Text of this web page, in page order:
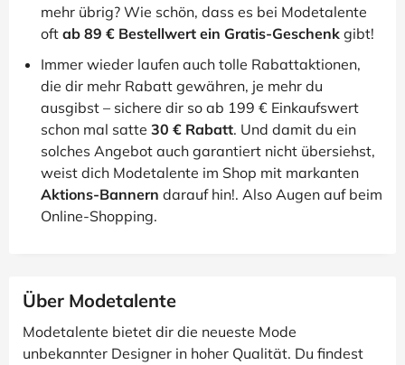
mehr übrig? Wie schön, dass es bei Modetalente
oft ab 89 € Bestellwert ein Gratis-Geschenk gibt!
Immer wieder laufen auch tolle Rabattaktionen,
die dir mehr Rabatt gewähren, je mehr du
ausgibst – sichere dir so ab 199 € Einkaufswert
schon mal satte 30 € Rabatt. Und damit du ein
solches Angebot auch garantiert nicht übersiehst,
weist dich Modetalente im Shop mit markanten
Aktions-Bannern darauf hin!. Also Augen auf beim
Online-Shopping.
Über Modetalente
Modetalente bietet dir die neueste Mode
unbekannter Designer in hoher Qualität. Du findest